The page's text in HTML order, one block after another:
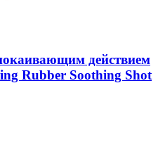
действием
Rubber Soothing Shot